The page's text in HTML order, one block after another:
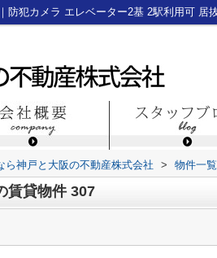
神戸と大阪の不動産株式会社 > 物件一覧
賃貸物件 307